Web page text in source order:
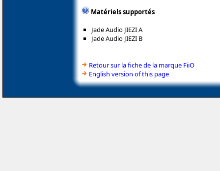
Matériels supportés
Jade Audio JIEZI A
Jade Audio JIEZI B
Retour sur la fiche de la marque FiiO
English version of this page